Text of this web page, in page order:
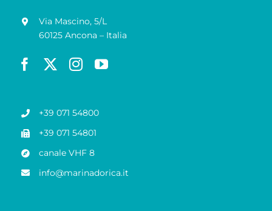
Via Mascino, 5/L
60125 Ancona – Italia
+39 071 54800
+39 071 54801
canale VHF 8
info@marinadorica.it